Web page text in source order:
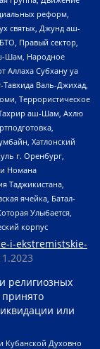
реформ,
святых, Джунд аш-
Правый сектор,
Шам, Народное
Аллаха Субхану уа
Валь-Джихад,
Террористическое
Тахрир аш-Шам, Ахлю
Хатлонский
г. Оренбург,
Номана
Таджикистана,
ячейка, Батал-
Улыбается,
корпус
i-ekstremistskie-
религиозных
или
Кубанской Духовно